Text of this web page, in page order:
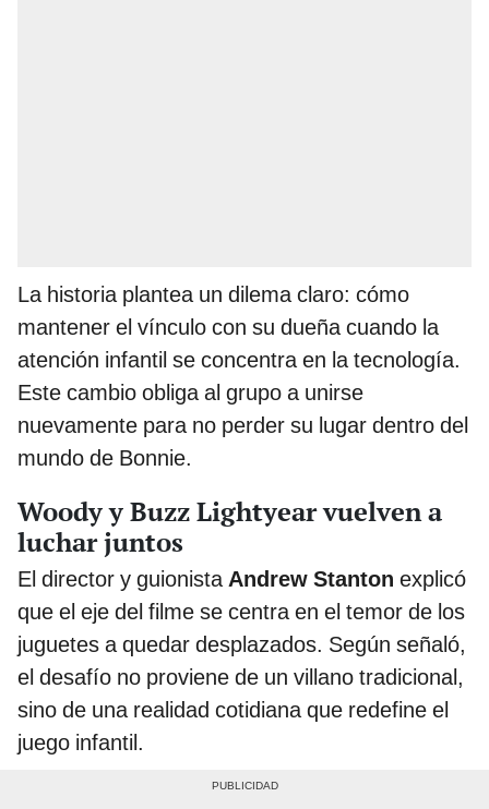
La historia plantea un dilema claro: cómo
mantener el vínculo con su dueña cuando la
atención infantil se concentra en la tecnología.
Este cambio obliga al grupo a unirse
nuevamente para no perder su lugar dentro del
mundo de Bonnie.
Woody y Buzz Lightyear vuelven a
luchar juntos
El director y guionistaAndrew Stanton explicó
que el eje del filme se centra en el temor de los
juguetes a quedar desplazados. Según señaló,
el desafío no proviene de un villano tradicional,
sino de una realidad cotidiana que redefine el
juego infantil.